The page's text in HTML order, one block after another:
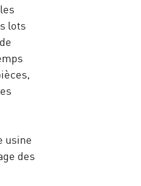
lots
usine
des